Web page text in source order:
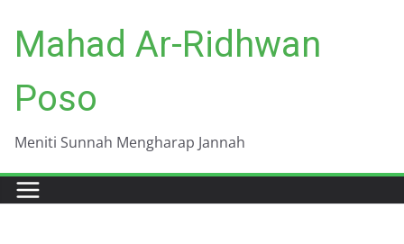
content
Mahad Ar-Ridhwan
Poso
Meniti Sunnah Mengharap Jannah